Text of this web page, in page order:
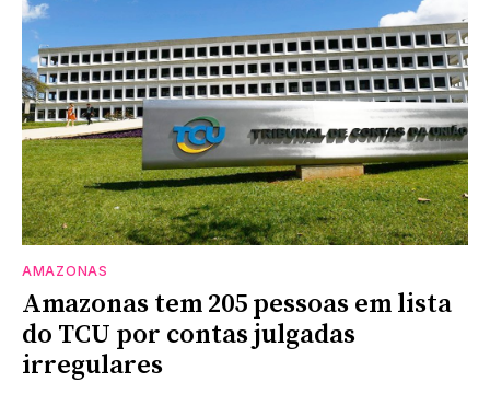
AMAZONAS
Amazonas tem 205 pessoas em lista
do TCU por contas julgadas
irregulares